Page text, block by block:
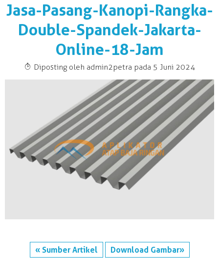
Jasa-Pasang-Kanopi-Rangka-
Double-Spandek-Jakarta-
Online-18-Jam
T Diposting oleh admin2petra pada 5 Juni 2024
« Sumber Artikel Download Gambar»